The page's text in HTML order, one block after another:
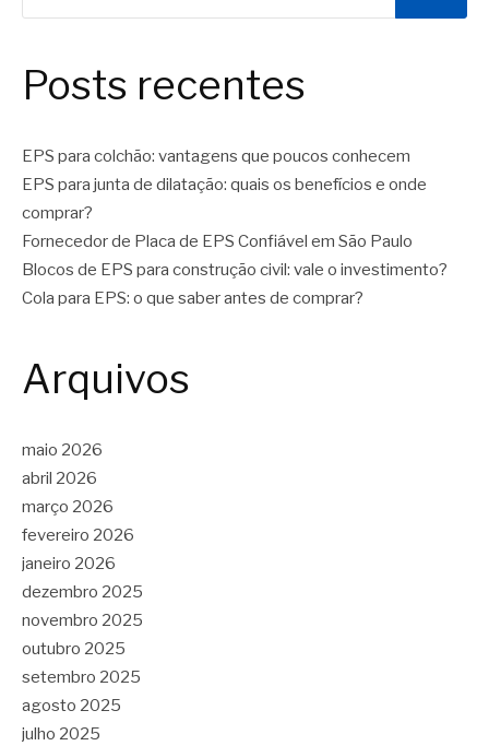
Posts recentes
EPS para colchão: vantagens que poucos conhecem
EPS para junta de dilatação: quais os benefícios e onde
comprar?
Fornecedor de Placa de EPS Confiável em São Paulo
Blocos de EPS para construção civil: vale o investimento?
Cola para EPS: o que saber antes de comprar?
Arquivos
maio 2026
abril 2026
março 2026
fevereiro 2026
janeiro 2026
dezembro 2025
novembro 2025
outubro 2025
setembro 2025
agosto 2025
julho 2025